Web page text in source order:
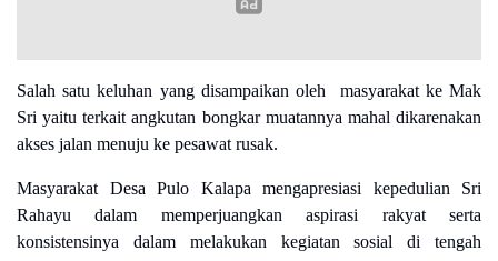
Salah satu keluhan yang disampaikan oleh masyarakat ke Mak
Sri yaitu terkait angkutan bongkar muatannya mahal dikarenakan
akses jalan menuju ke pesawat rusak.
Masyarakat Desa Pulo Kalapa mengapresiasi kepedulian Sri
Rahayu dalam memperjuangkan aspirasi rakyat serta
konsistensinya dalam melakukan kegiatan sosial di tengah